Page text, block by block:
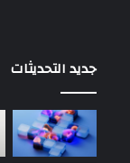
جديد التحديثات